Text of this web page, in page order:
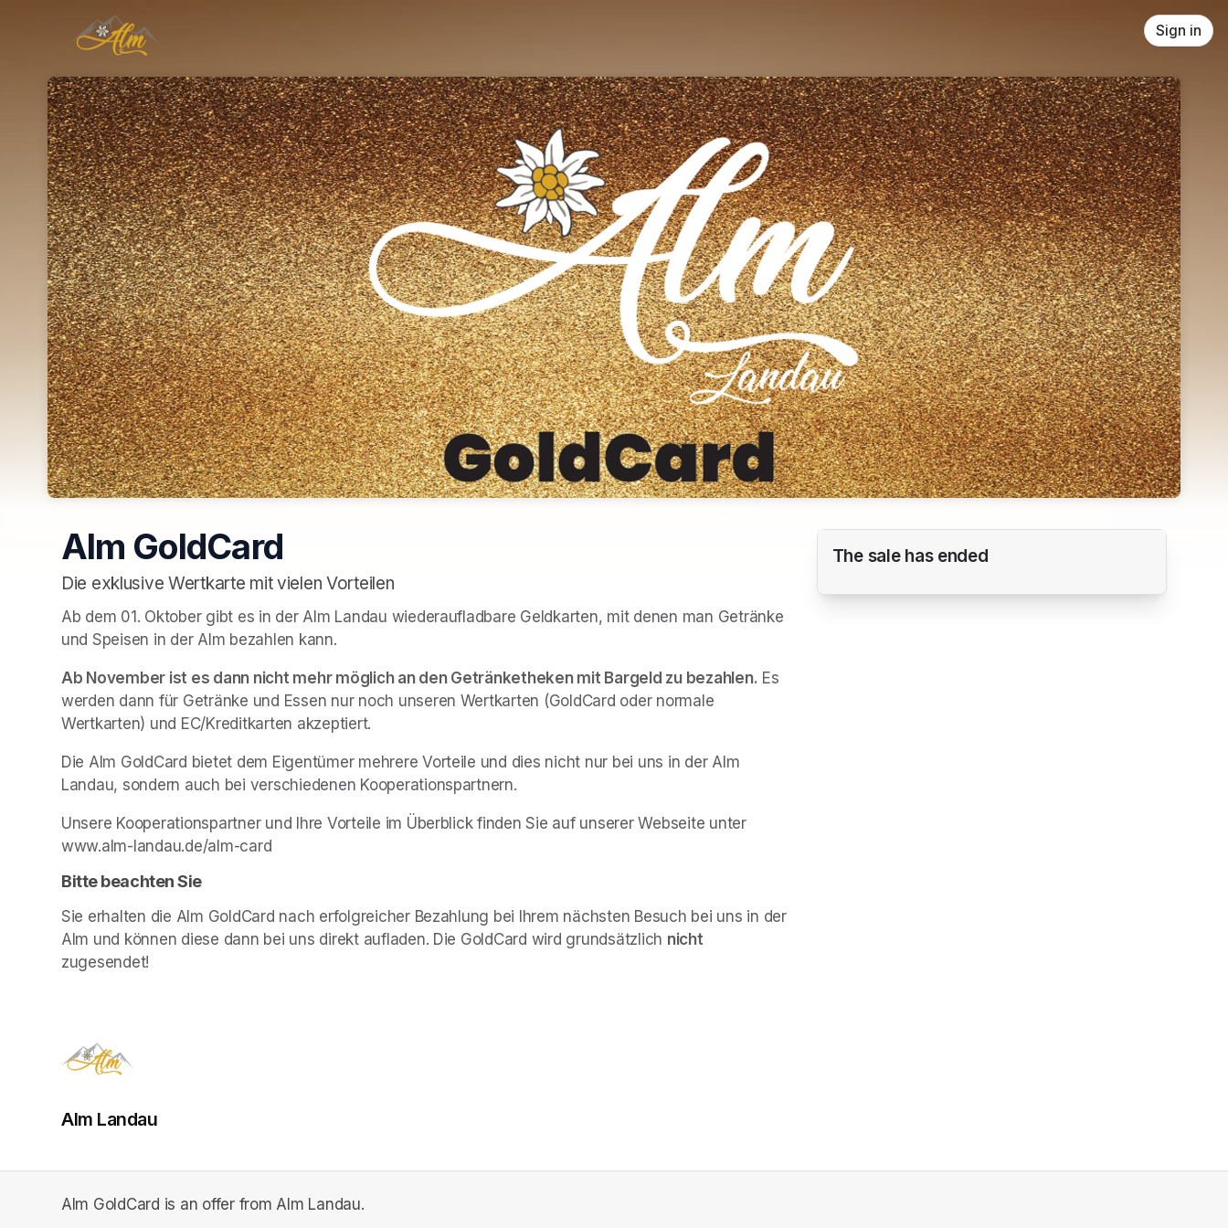
Sign in
Alm GoldCard
Die exklusive Wertkarte mit vielen Vorteilen
Ab dem 01. Oktober gibt es in der Alm Landau wiederaufladbare Geldkarten, mit denen man Getränke
und Speisen in der Alm bezahlen kann.
Ab November ist es dann nicht mehr möglich an den Getränketheken mit Bargeld zu bezahlen. Es
werden dann für Getränke und Essen nur noch unseren Wertkarten (GoldCard oder normale
Wertkarten) und EC/Kreditkarten akzeptiert.
Die Alm GoldCard bietet dem Eigentümer mehrere Vorteile und dies nicht nur bei uns in der Alm
Landau, sondern auch bei verschiedenen Kooperationspartnern.
Unsere Kooperationspartner und Ihre Vorteile im Überblick finden Sie auf unserer Webseite unter
www.alm-landau.de/alm-card
Bitte beachten Sie
Sie erhalten die Alm GoldCard nach erfolgreicher Bezahlung bei Ihrem nächsten Besuch bei uns in der
Alm und können diese dann bei uns direkt aufladen. Die GoldCard wird grundsätzlich nicht
zugesendet!
Alm Landau GmbH
The sale has ended
Alm Landau
Alm GoldCard is an offer from Alm Landau.